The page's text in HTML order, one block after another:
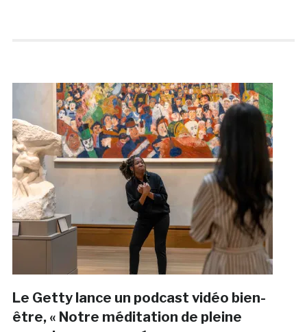
Le Getty lance un podcast vidéo bien-
être, « Notre méditation de pleine